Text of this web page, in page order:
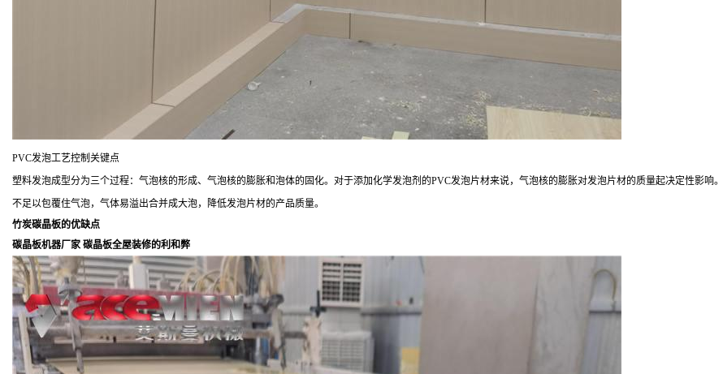
PVC发泡工艺控制关键点
塑料发泡成型分为三个过程：气泡核的形成、气泡核的膨胀和泡体的固化。对于添加化学发泡剂的PVC发泡片材来说，气泡核的膨胀对发泡片材的质量起决定性影响。
不足以包覆住气泡，气体易溢出合并成大泡，降低发泡片材的产品质量。
竹炭碳晶板的优缺点
碳晶板机器厂家 碳晶板全屋装修的利和弊